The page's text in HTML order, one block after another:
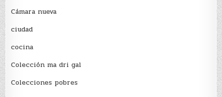
Cámara nueva
ciudad
cocina
Colección ma dri gal
Colecciones pobres